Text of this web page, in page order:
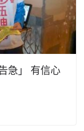
急」 有信心